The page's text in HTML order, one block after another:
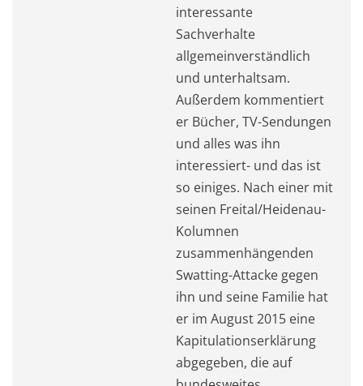
interessante
Sachverhalte
allgemeinverständlich
und unterhaltsam.
Außerdem kommentiert
er Bücher, TV-Sendungen
und alles was ihn
interessiert- und das ist
so einiges. Nach einer mit
seinen Freital/Heidenau-
Kolumnen
zusammenhängenden
Swatting-Attacke gegen
ihn und seine Familie hat
er im August 2015 eine
Kapitulationserklärung
abgegeben, die auf